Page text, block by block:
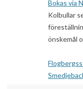
Bokas via
Kolbullar
önskemål